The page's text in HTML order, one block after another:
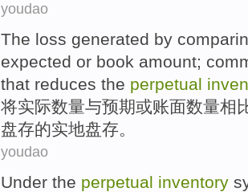
youdao
The loss generated by
expected or book amount;
that reduces the perpetual
将实际数量与预期或账面数量相
盘存的实地盘存。
youdao
Under the perpetual inventory